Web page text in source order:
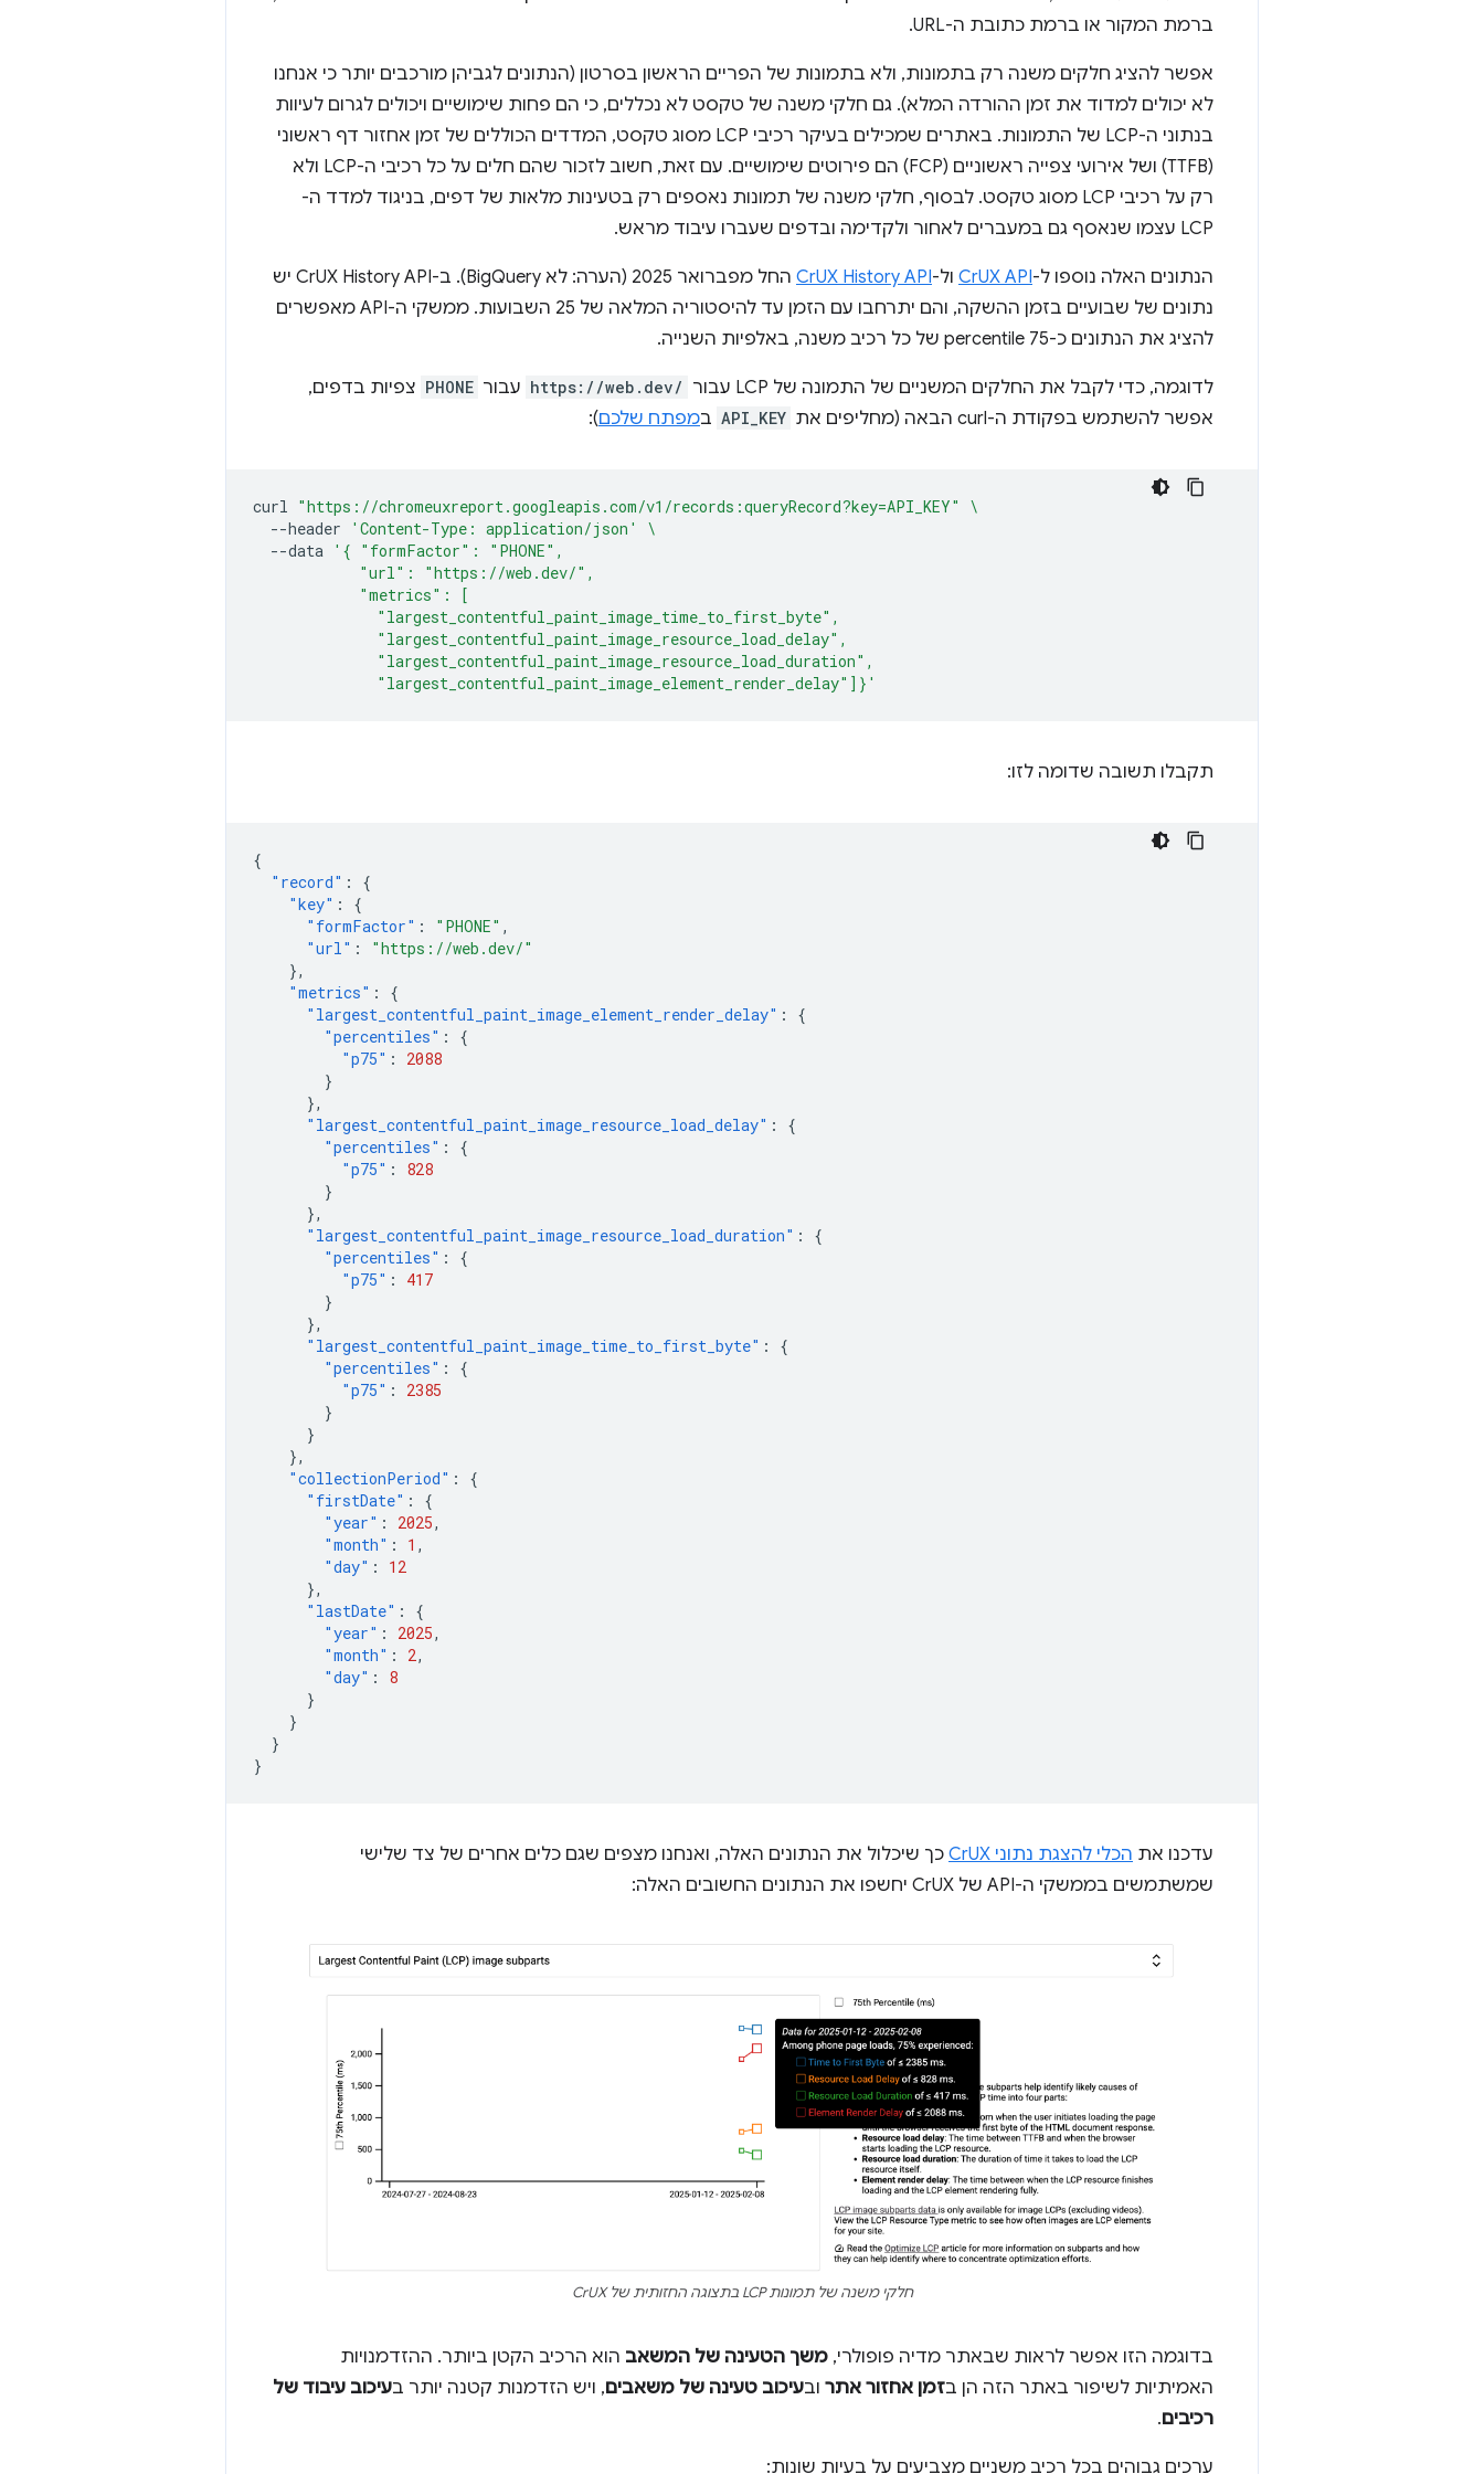
ברמת המקור או ברמת כתובת ה-URL.
אפשר להציג חלקים משנה רק בתמונות, ולא בתמונות של הפריים הראשון בסרטון (הנתונים לגביהן מורכבים יותר כי אנחנו
לא יכולים למדוד את זמן ההורדה המלא). גם חלקי משנה של טקסט לא נכללים, כי הם פחות שימושיים ויכולים לגרום לעיוות
בנתוני ה-LCP של התמונות. באתרים שמכילים בעיקר רכיבי LCP מסוג טקסט, המדדים הכוללים של זמן אחזור דף ראשוני
(TTFB) ושל אירועי צפייה ראשוניים (FCP) הם פירוטים שימושיים. עם זאת, חשוב לזכור שהם חלים על כל רכיבי ה-LCP ולא
רק על רכיבי LCP מסוג טקסט. לבסוף, חלקי משנה של תמונות נאספים רק בטעינות מלאות של דפים, בניגוד למדד ה-
LCP עצמו שנאסף גם במעברים לאחור ולקדימה ובדפים שעברו עיבוד מראש.
הנתונים האלה נוספו ל-CrUX API ול-CrUX History API
החל מפברואר 2025 (הערה: לא BigQuery). ב-CrUX History API יש
נתונים של שבועיים בזמן ההשקה, והם יתרחבו עם הזמן עד להיסטוריה המלאה של 25 השבועות. ממשקי ה-API מאפשרים
להציג את הנתונים כ-75 percentile של כל רכיב משנה, באלפיות השנייה.
לדוגמה, כדי לקבל את החלקים המשניים של התמונה של LCP עבור https://web.dev/ עבור PHONE צפיות בדפים,
אפשר להשתמש בפקודת ה-curl הבאה (מחליפים את
API_KEY במפתח שלכם):
curl "https://chromeuxreport.googleapis.com/v1/records:queryRecord?key=API_KEY"
\
--header
'Content-Type: application/json'
\
--data '{ "formFactor": "PHONE",
            "url": "https://web.dev/",
            "metrics": [
              "largest_contentful_paint_image_time_to_first_byte",
              "largest_contentful_paint_image_resource_load_delay",
              "largest_contentful_paint_image_resource_load_duration",
              "largest_contentful_paint_image_element_render_delay"]}'
תקבלו תשובה שדומה לזו:
{
"record" :
{
"key" :
{
"formFactor" : "PHONE" ,
"url" :
"https://web.dev/"
},
"metrics" :
{
"largest_contentful_paint_image_element_render_delay" :
{
"percentiles" :
{
"p75" :
2088
}
},
"largest_contentful_paint_image_resource_load_delay" :
{
"percentiles" :
{
"p75" :
828
}
},
"largest_contentful_paint_image_resource_load_duration" :
{
"percentiles" :
{
"p75" :
417
}
},
"largest_contentful_paint_image_time_to_first_byte" :
{
"percentiles" :
{
"p75" :
2385
}
}
},
"collectionPeriod" :
{
"firstDate" :
{
"year" : 2025,
"month" : 1 ,
"day" :
12
},
"lastDate" :
{
"year" : 2025,
"month" : 2,
"day" :
8
}
}
}
}
עדכנו את הכלי להצגת נתוני CrUX
כך שיכלול את הנתונים האלה, ואנחנו מצפים שגם כלים אחרים של צד שלישי
שמשתמשים בממשקי ה-API של CrUX יחשפו את הנתונים החשובים האלה:
חלקי משנה של תמונות LCP בתצוגה החזותית של CrUX
בדוגמה הזו אפשר לראות שבאתר מדיה פופולרי, משך הטעינה של המשאב הוא הרכיב הקטן ביותר. ההזדמנויות
האמיתיות לשיפור באתר הזה הן בזמן אחזור אתר ובעיכוב טעינה של משאבים, ויש הזדמנות קטנה יותר בעיכוב עיבוד של
רכיבים.
ערכים גבוהים בכל רכיב משניים מצביעים על בעיות שונות: